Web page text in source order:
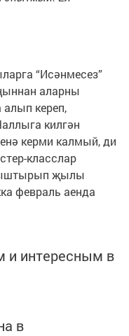
“Исәнмесез”
аларны
алып кереп,
килгән
керми калмый, ди
класслар
җылы
февраль аенда
и интересным в
в